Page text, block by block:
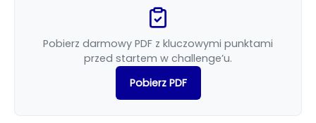
Pobierz darmowy PDF z kluczowymi punktami
przed startem w challenge’u.
Pobierz PDF